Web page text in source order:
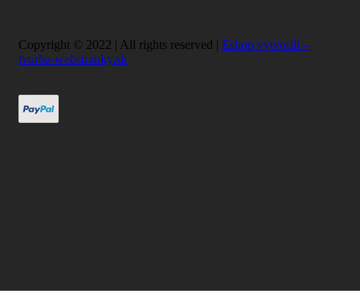
Copyright © 2022 | All rights reserved | Eshop vytvorili –
tvorba-webstranky.sk